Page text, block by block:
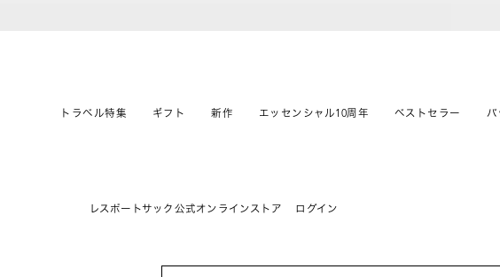
トラベル特集 ギフト 新作 エッセンシャル10周年 ベストセラー バ
レスポートサック公式オンラインストア ログイン